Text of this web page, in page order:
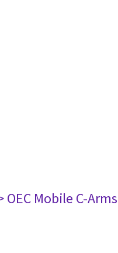
OEC Mobile C-Arms